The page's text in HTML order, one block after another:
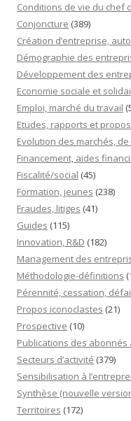
Conditions de vie du chef
Conjoncture (389)
Création d’entreprise,
Démographie des
Développement des
Economie sociale et
Emploi, marché du travail
Etudes, rapports et
Evolution des marchés,
Financement, aides
Fiscalité/social (45)
Formation, jeunes (238)
Fraudes, litiges (41)
Guides (115)
Innovation, R&D (182)
Management des
Méthodologie-définitions
Pérennité, cessation,
Propos iconoclastes (21)
Prospective (10)
Publications des
Secteurs d’activité (379)
Sensibilisation à
Synthèse (nouvelle
Territoires (172)